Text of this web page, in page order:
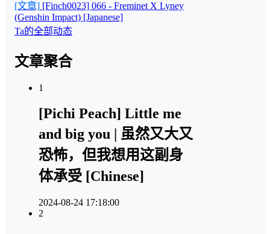
[文章] [Finch0023] 066 - Freminet X Lyney
(Genshin Impact) [Japanese]
Ta的全部动态
文章聚合
1
[Pichi Peach] Little me
and big you | 虽然又大又
恐怖，但我想用这副身
体承受 [Chinese]
2024-08-24 17:18:00
2